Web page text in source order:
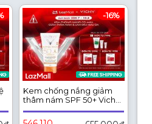
Kem chống nắng giảm
thâm nám SPF 50+ Vichy
Capital Soleil UVB+UVA
Anti Dark Spot 3 in 1
-16%